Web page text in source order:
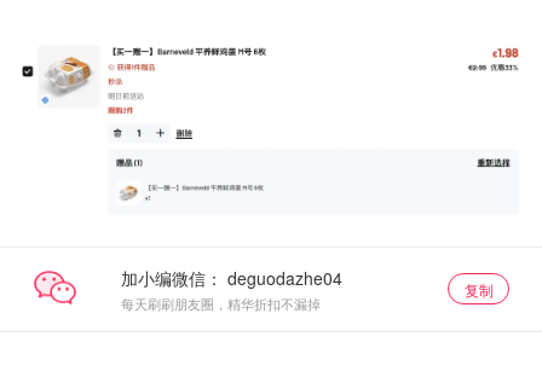
加小编微信：
每天刷刷朋友圈，精华折扣不漏掉
复制